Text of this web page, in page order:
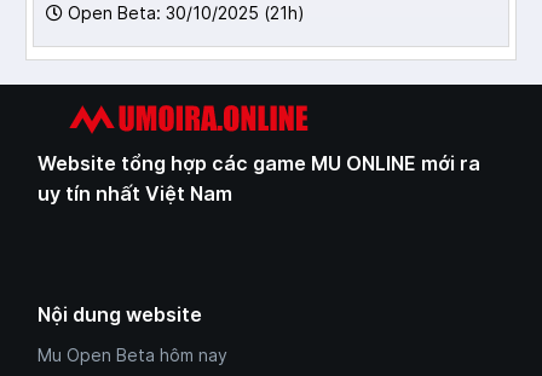
Open Beta: 30/10/2025 (21h)
Website tổng hợp các game MU ONLINE mới ra
uy tín nhất Việt Nam
Nội dung website
Mu Open Beta hôm nay